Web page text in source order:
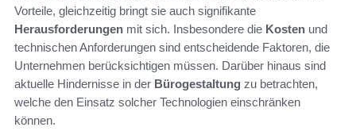
Vorteile, gleichzeitig bringt sie auch signifikante
Herausforderungen mit sich. Insbesondere die Kosten und
technischen Anforderungen sind entscheidende Faktoren, die
Unternehmen berücksichtigen müssen. Darüber hinaus sind
aktuelle Hindernisse in der Bürogestaltung zu betrachten,
welche den Einsatz solcher Technologien einschränken
können.